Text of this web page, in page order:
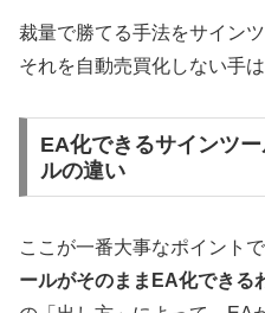
裁量で勝てる手法をサイン
それを自動売買化しない手は
EA化できるサインツ
ルの違い
ここが一番大事なポイントで
ールがそのままEA化できる